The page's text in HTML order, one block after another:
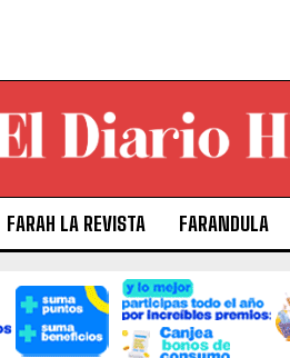
FARAH LA REVISTA FARANDULA